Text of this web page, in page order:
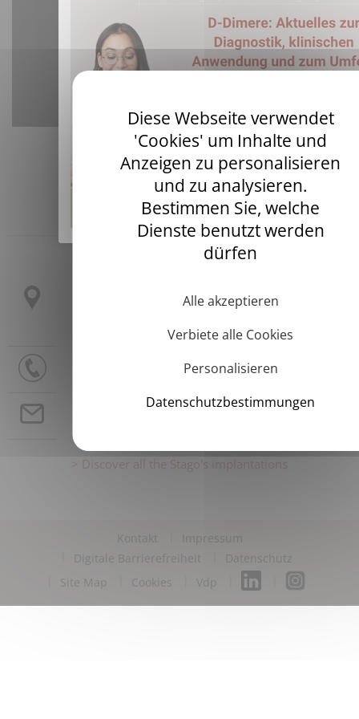
Headquarters
92665 Asnières sur Seine Cedex
Discover all the Stago's implantations
Kontakt
Impressum
Digitale Barrierefreiheit
Datenschutz
Site Map
Cookies Vdp
Diese Webseite verwendet
'Cookies' um Inhalte und
Anzeigen zu personalisieren
und zu analysieren.
Bestimmen Sie, welche
Dienste benutzt werden
dürfen
Alle akzeptieren
Verbiete alle Cookies
Personalisieren
Datenschutzbestimmungen